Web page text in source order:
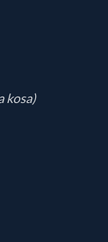
kosa)